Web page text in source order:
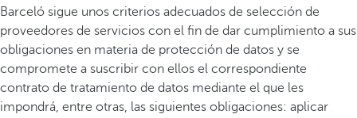
Barceló sigue unos criterios adecuados de selección de
proveedores de servicios con el fin de dar cumplimiento a sus
obligaciones en materia de protección de datos y se
compromete a suscribir con ellos el correspondiente
contrato de tratamiento de datos mediante el que les
impondrá, entre otras, las siguientes obligaciones: aplicar